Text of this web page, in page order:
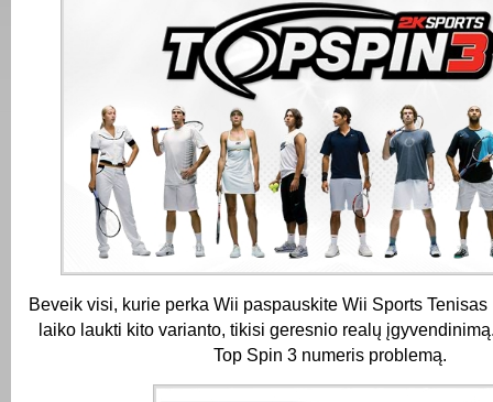
Beveik visi, kurie perka Wii paspauskite Wii Sports Tenisas
laiko laukti kito varianto, tikisi geresnio realų
Top Spin 3 numeris problemą.